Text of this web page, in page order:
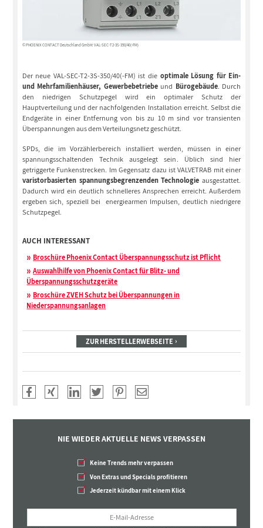
© PHOENIX CONTACT Deutschland GmbH: VAL-SEC-T2-3S-350/40(-FM)
Der neue VAL-SEC-T2-3S-350/40(-FM) ist die optimale Lösung für Ein-
und Mehrfamilienhäuser, Gewerbebetriebeund Bürogebäude. Durch
den niedrigen Schutzpegel wird ein optimaler Schutz der
Hauptverteilung und der nachfolgenden Installation erreicht. Selbst die
Endgeräte in einer Entfernung von bis zu 10 m sind vor transienten
Überspannungen aus dem Verteilungsnetz geschützt.
SPDs, die im Vorzählerbereich installiert werden, müssen in einer
spannungsschaltenden Technik ausgelegt sein. Üblich sind hier
getriggerte Funkenstrecken. Im Gegensatz dazu ist VALVETRAB mit einer
varistorbasierten spannungsbegrenzenden Technologie ausgestattet.
Dadurch wird ein deutlich schnelleres Ansprechen erreicht. Außerdem
ergeben sich, speziell bei energiearmen Impulsen, deutlich niedrigere
Schutzpegel.
AUCH INTERESSANT
Broschüre Phoenix Contact Überspannungsschutz ist Pflicht
Auswahlhilfe von Phoenix Contact für Blitz- und
Überspannungsschutzgeräte
Broschüre ZVEH Schutz bei Überspannungen in
Niederspannungsanlagen
ZUR HERSTELLERWEBSEITE
NIE WIEDER AKTUELLE NEWS VERPASSEN
Keine Trends mehr verpassen
Von Extras und Specials profitieren
Jederzeit kündbar mit einem Klick